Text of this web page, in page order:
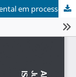
O Devido Processo Legal como direito fundamental em processos administrativos disciplinares implica necessariamente na obrigatoriedade de defesa técnica proferida por advogado?